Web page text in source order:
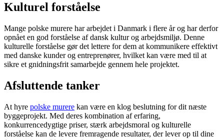
Kulturel forståelse
Mange polske murere har arbejdet i Danmark i flere år og har derfor
opnået en god forståelse af dansk kultur og arbejdsmiljø. Denne
kulturelle forståelse gør det lettere for dem at kommunikere effektivt
med danske kunder og entreprenører, hvilket kan være med til at
sikre et gnidningsfrit samarbejde gennem hele projektet.
Afsluttende tanker
At hyre polske murere kan være en klog beslutning for dit næste
byggeprojekt. Med deres kombination af erfaring,
konkurrencedygtige priser, stærk arbejdsmoral og kulturelle
forståelse kan de levere fremragende resultater, der lever op til dine